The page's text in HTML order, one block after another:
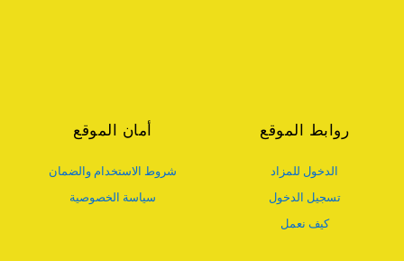
روابط الموقع
الدخول للمزاد
تسجيل الدخول
كيف نعمل
أمان الموقع
شروط الاستخدام والضمان
سياسة الخصوصية